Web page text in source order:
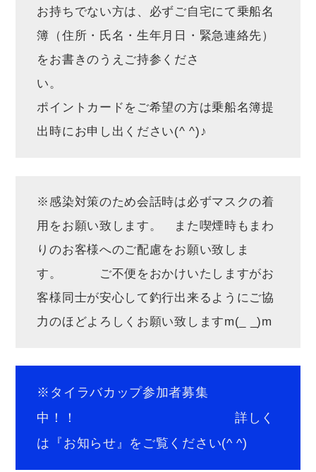
お持ちでない方は、必ずご自宅にて乗船名
簿（住所・氏名・生年月日・緊急連絡先）
をお書きのうえご持参くださ
い。
ポイントカードをご希望の方は乗船名簿提
出時にお申し出ください(^ ^)♪
※感染対策のため会話時は必ずマスクの着
用をお願い致します。 また喫煙時もまわ
りのお客様へのご配慮をお願い致しま
す。 ご不便をおかけいたしますがお
客様同士が安心して釣行出来るようにご協
力のほどよろしくお願い致しますm(_ _)m
※タイラバカップ参加者募集
中！！ 詳しく
は『お知らせ』をご覧ください(^ ^)